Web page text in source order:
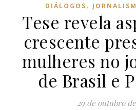
DIÁLOGOS,
Tese revela
crescente
mulheres no
de Brasil e
29 de outubro